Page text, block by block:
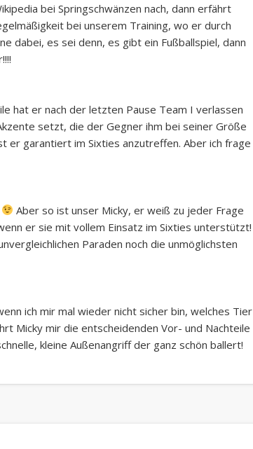
bei Springschwänzen nach, dann erfährt
bei unserem Training, wo er durch
dabei, es sei denn, es gibt ein Fußballspiel, dann
hat er nach der letzten Pause Team I verlassen
setzt, die der Gegner ihm bei seiner Größe
er garantiert im Sixties anzutreffen. Aber ich frage
Aber so ist unser Micky, er weiß zu jeder Frage
er sie mit vollem Einsatz im Sixties unterstützt!
Paraden noch die unmöglichsten
ich mir mal wieder nicht sicher bin, welches Tier
Micky mir die entscheidenden Vor- und Nachteile
kleine Außenangriff der ganz schön ballert!